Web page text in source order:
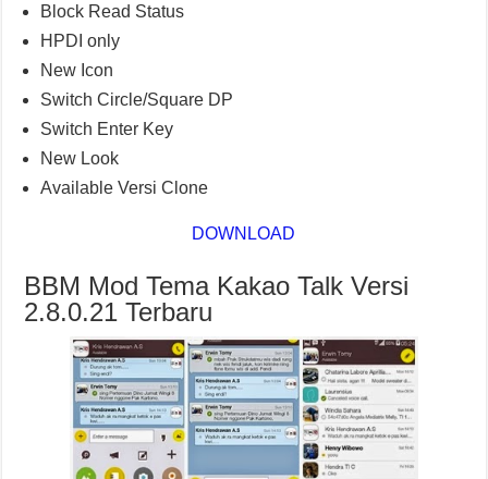
Block Read Status
HPDI only
New Icon
Switch Circle/Square DP
Switch Enter Key
New Look
Available Versi Clone
DOWNLOAD
BBM Mod Tema Kakao Talk Versi
2.8.0.21 Terbaru